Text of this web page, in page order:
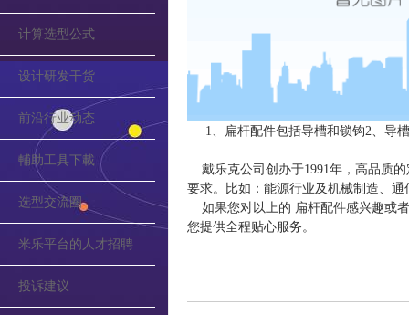
计算选型公式
设计研发干货
前沿行业动态
輔助工具下載
选型交流圈
米乐平台的人才招聘
投诉建议
1、扁杆配件包括导槽和锁钩2、导
戴乐克公司创办于1991年，高品质
要求。比如：能源行业及机械制造、
如果您对以上的 扁杆配件感兴趣或
您提供全程贴心服务。